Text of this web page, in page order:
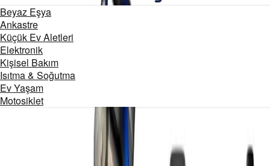
Beyaz Eşya
Ankastre
Küçük Ev Aletleri
Elektronik
Kişisel Bakım
Isıtma & Soğutma
Ev Yaşam
Motosiklet